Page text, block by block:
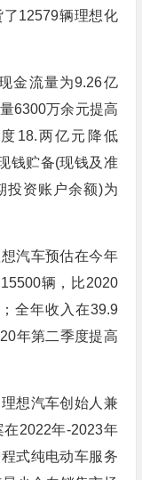
12579辆理想化
流量为9.26亿
6300万余元提高
18.两亿元降低
钱贮备(现钱及准
投资账户余额)为
汽车预估在今年
辆，比2020
全年收入在39.9
年第二季度提高
想汽车创始人兼
2022年-2023年
式纯电动车服务